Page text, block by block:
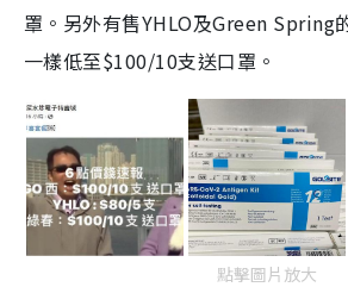
罩。另外有售YHLO及Green Spring
一樣低至$100/10支送口罩。
點擊圖片放大